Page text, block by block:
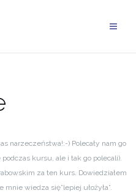
narzeczeństwa!:-) Polecały nam go
kursu, ale i tak go polecali).
za ten kurs. Dowiedziałem
wiedza się”lepiej ułożyła”.